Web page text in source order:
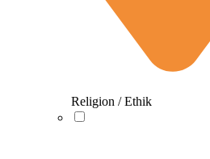
Religion / Ethik